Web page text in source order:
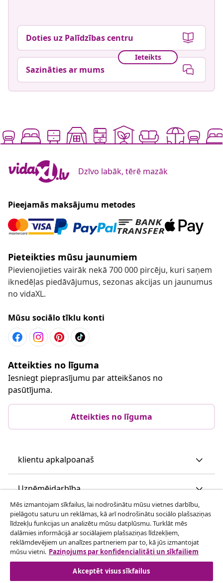
Doties uz Palīdzības centru
Ieteikts
Sazināties ar mums
Dzīvo labāk, tērē mazāk
Pieejamās maksājumu metodes
Pieteikties mūsu jaunumiem
Pievienojieties vairāk nekā 700 000 pircēju, kuri saņem
iknedēļas piedāvājumus, sezonas akcijas un jaunumus
no vidaXL.
Mūsu sociālo tīklu konti
Atteikties no līguma
Iesniegt pieprasījumu par atteikšanos no
pasūtījuma.
Atteikties no līguma
klientu apkalpoanaš
Uzņēmējdarbība
vidaXL
Apskatiet vairāk
Mēs izmantojam sīkfailus, lai nodrošinātu mūsu vietnes darbību,
pielāgotu saturu un reklāmas, kā arī nodrošinātu sociālo plašsaziņas
līdzekļu funkcijas un analizētu mūsu datplūsmu. Turklāt mēs
dalāmies informācijā ar sociālajiem plašsaziņas līdzekļiem,
reklāmdevējiem un analīzes partneriem par to, kā jūs izmantojat
mūsu vietni. Paziņojums par konfidencialitāti un sīkfailiem
Akceptēt visus sīkfailus